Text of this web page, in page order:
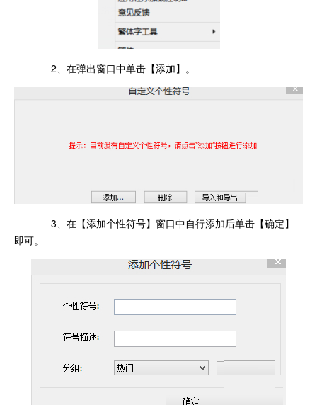
2、在弹出窗口中单击【添加】。
3、在【添加个性符号】窗口中自行添加后单击【确定】
即可。